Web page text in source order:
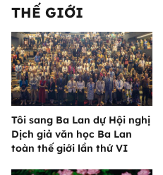
THẾ GIỚI
Tôi sang Ba Lan dự Hội nghị
Dịch giả văn học Ba Lan
toàn thế giới lần thứ VI